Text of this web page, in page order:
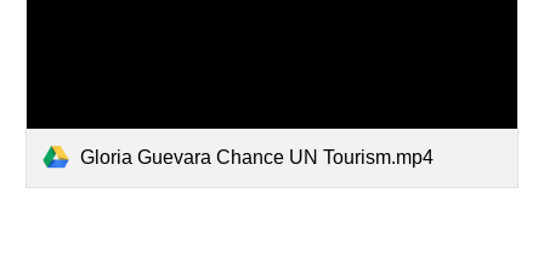
Gloria Guevara Chance UN Tourism.mp4